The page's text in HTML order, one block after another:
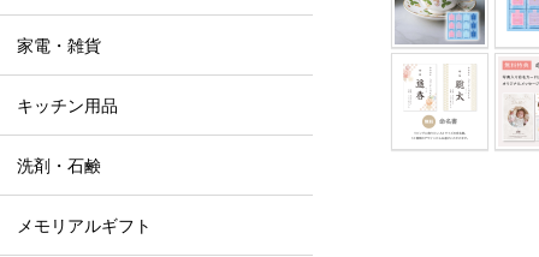
家電・雑貨
キッチン用品
洗剤・石鹸
メモリアルギフト